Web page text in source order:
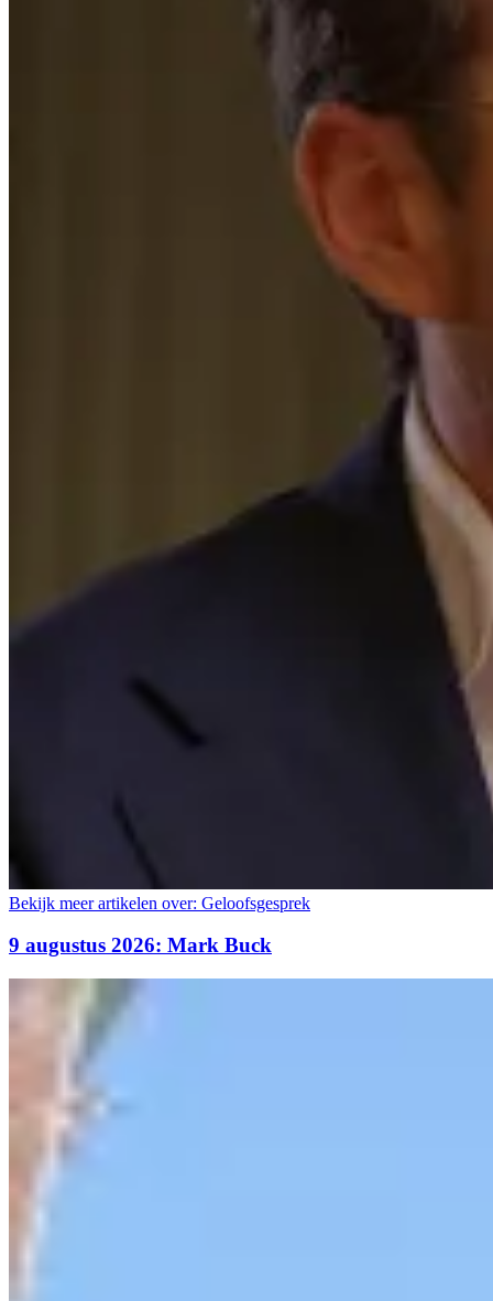
Bekijk meer artikelen over: Geloofsgesprek
9 augustus 2026: Mark Buck